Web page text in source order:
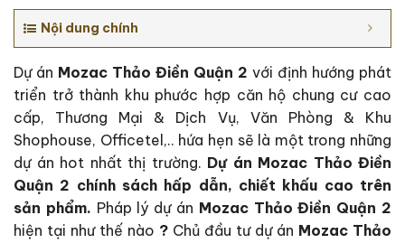
Nội dung chính
Dự án Mozac Thảo Điền Quận 2 với định hướng phát
triển trở thành khu phước hợp căn hộ chung cư cao
cấp, Thương Mại & Dịch Vụ, Văn Phòng & Khu
Shophouse, Officetel,.. hứa hẹn sẽ là một trong những
dự án hot nhất thị trường. Dự án Mozac Thảo Điền
Quận 2 chính sách hấp dẫn, chiết khấu cao trên
sản phẩm. Pháp lý dự án Mozac Thảo Điền Quận 2
hiện tại như thế nào ? Chủ đầu tư dự án Mozac Thảo